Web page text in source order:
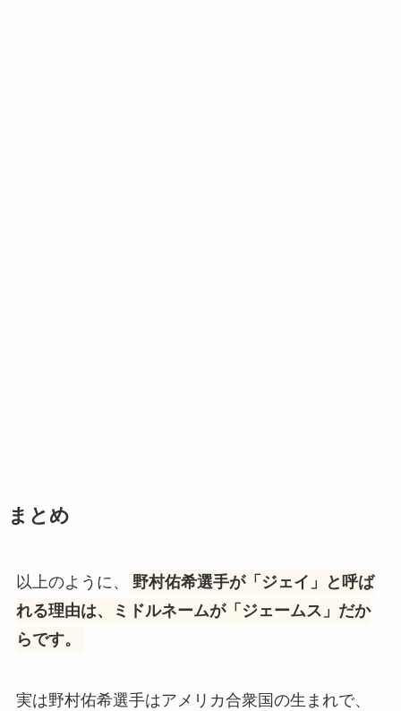
まとめ
以上のように、
野村佑希選手が「ジェイ」と呼ば
れる理由は、ミドルネームが「ジェームス」だか
らです。
実は野村佑希選手はアメリカ合衆国の生まれで、